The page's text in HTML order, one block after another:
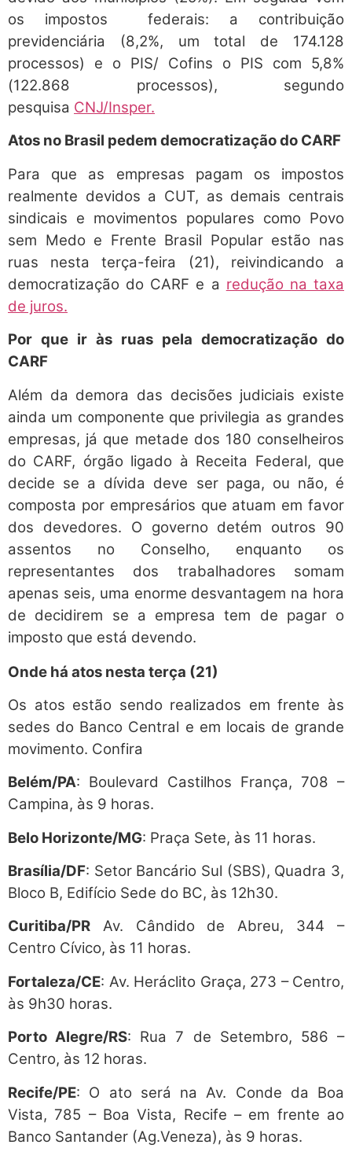
os impostos federais: a contribuição
previdenciária (8,2%, um total de 174.128
processos) e o PIS/ Cofins o PIS com 5,8%
(122.868 processos), segundo
pesquisa CNJ/Insper.
Atos no Brasil pedem democratização do CARF
Para que as empresas pagam os impostos
realmente devidos a CUT, as demais centrais
sindicais e movimentos populares como Povo
sem Medo e Frente Brasil Popular estão nas
ruas nesta terça-feira (21), reivindicando a
democratização do CARF e a redução na taxa
de juros.
Por que ir às ruas pela democratização do
CARF
Além da demora das decisões judiciais existe
ainda um componente que privilegia as grandes
empresas, já que metade dos 180 conselheiros
do CARF, órgão ligado à Receita Federal, que
decide se a dívida deve ser paga, ou não, é
composta por empresários que atuam em favor
dos devedores. O governo detém outros 90
assentos no Conselho, enquanto os
representantes dos trabalhadores somam
apenas seis, uma enorme desvantagem na hora
de decidirem se a empresa tem de pagar o
imposto que está devendo.
Onde há atos nesta terça (21)
Os atos estão sendo realizados em frente às
sedes do Banco Central e em locais de grande
movimento. Confira
Belém/PA: Boulevard Castilhos França, 708 –
Campina, às 9 horas.
Belo Horizonte/MG: Praça Sete, às 11 horas.
Brasília/DF: Setor Bancário Sul (SBS), Quadra 3,
Bloco B, Edifício Sede do BC, às 12h30.
Curitiba/PR Av. Cândido de Abreu, 344 –
Centro Cívico, às 11 horas.
Fortaleza/CE: Av. Heráclito Graça, 273 – Centro,
às 9h30 horas.
Porto Alegre/RS: Rua 7 de Setembro, 586 –
Centro, às 12 horas.
Recife/PE: O ato será na Av. Conde da Boa
Vista, 785 – Boa Vista, Recife – em frente ao
Banco Santander (Ag.Veneza), às 9 horas.